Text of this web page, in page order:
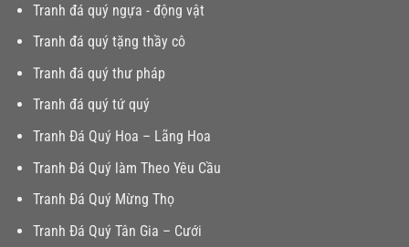
Tranh đá quý ngựa - động vật
Tranh đá quý tặng thầy cô
Tranh đá quý thư pháp
Tranh đá quý tứ quý
Tranh Đá Quý Hoa – Lãng Hoa
Tranh Đá Quý làm Theo Yêu Cầu
Tranh Đá Quý Mừng Thọ
Tranh Đá Quý Tân Gia – Cưới